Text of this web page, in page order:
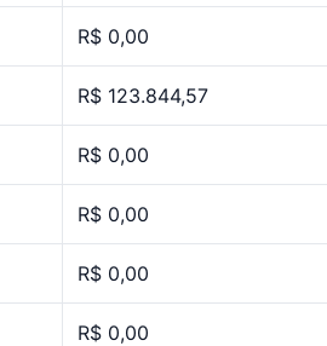
R$ 0,00
R$ 123.844,57
R$ 0,00
R$ 0,00
R$ 0,00
R$ 0,00